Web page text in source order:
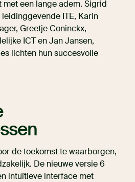
met een lange adem. Sigrid
ITE, Karin
Greetje Coninckx,
ICT en Jan Jansen,
lichten hun succesvolle
de toekomst te waarborgen,
De nieuwe versie 6
intuïtieve interface met